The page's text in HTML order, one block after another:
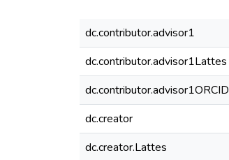
dc.contributor.advisor1
dc.contributor.advisor1Lattes
dc.contributor.advisor1ORCID
dc.creator
dc.creator.Lattes